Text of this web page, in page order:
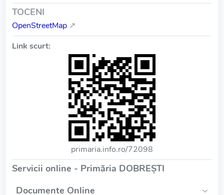
TOCENI
OpenStreetMap ↗
Link scurt:
primaria.info.ro/72098
Servicii online - Primăria DOBREŞTI
Documente Online